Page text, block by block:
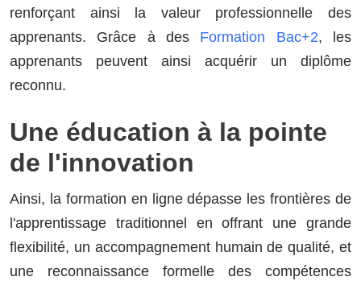
renforçant ainsi la valeur professionnelle des
apprenants. Grâce à des Formation Bac+2, les
apprenants peuvent ainsi acquérir un diplôme
reconnu.
Une éducation à la pointe
de l'innovation
Ainsi, la formation en ligne dépasse les frontières de
l'apprentissage traditionnel en offrant une grande
flexibilité, un accompagnement humain de qualité, et
une reconnaissance formelle des compétences